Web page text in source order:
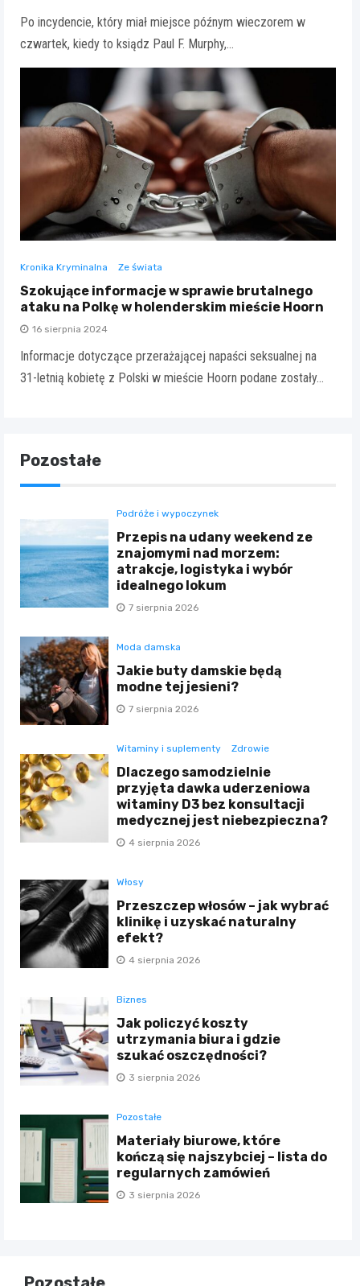
Po incydencie, który miał miejsce późnym wieczorem w
czwartek, kiedy to ksiądz Paul F. Murphy,…
Kronika Kryminalna Ze świata
Szokujące informacje w sprawie brutalnego
ataku na Polkę w holenderskim mieście Hoorn
16 sierpnia 2024
Informacje dotyczące przerażającej napaści seksualnej na
31-letnią kobietę z Polski w mieście Hoorn podane zostały…
Pozostałe
Podróże i wypoczynek
Przepis na udany weekend ze
znajomymi nad morzem:
atrakcje, logistyka i wybór
idealnego lokum
7 sierpnia 2026
Moda damska
Jakie buty damskie będą
modne tej jesieni?
7 sierpnia 2026
Witaminy i suplementy Zdrowie
Dlaczego samodzielnie
przyjęta dawka uderzeniowa
witaminy D3 bez konsultacji
medycznej jest niebezpieczna?
4 sierpnia 2026
Włosy
Przeszczep włosów – jak wybrać
klinikę i uzyskać naturalny
efekt?
4 sierpnia 2026
Biznes
Jak policzyć koszty
utrzymania biura i gdzie
szukać oszczędności?
3 sierpnia 2026
Pozostałe
Materiały biurowe, które
kończą się najszybciej – lista do
regularnych zamówień
3 sierpnia 2026